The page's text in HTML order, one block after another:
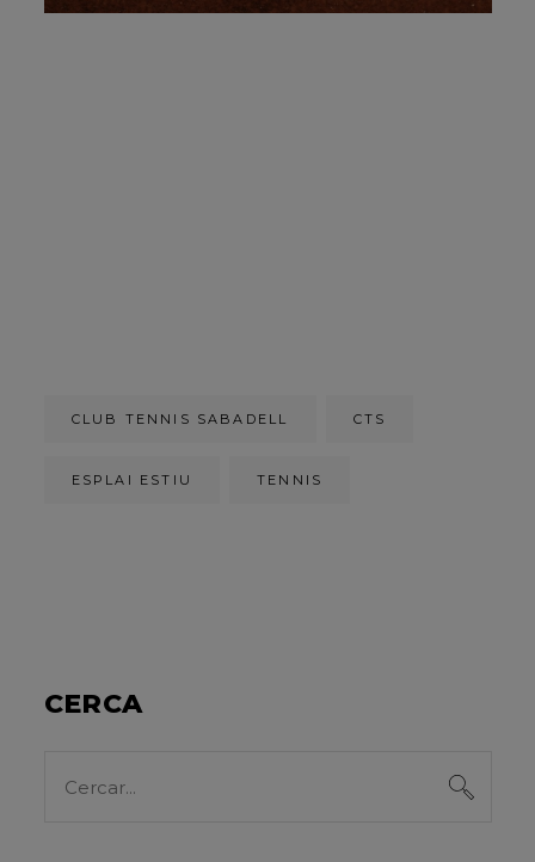
CLUB TENNIS SABADELL CTS
ESPLAI ESTIU TENNIS
CERCA
for: